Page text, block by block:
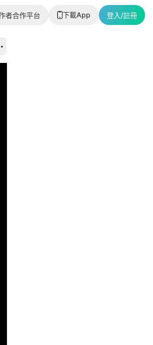
者合作平台 下載App 登入/註冊